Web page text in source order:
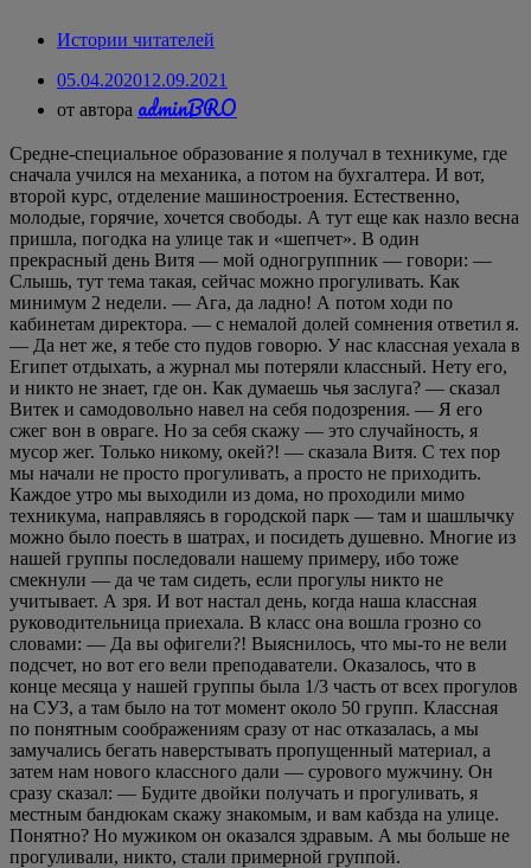
Истории читателей
05.04.202012.09.2021
от автора adminBRO
Средне-специальное образование я получал в техникуме, где
сначала учился на механика, а потом на бухгалтера. И вот,
второй курс, отделение машиностроения. Естественно,
молодые, горячие, хочется свободы. А тут еще как назло весна
пришла, погодка на улице так и «шепчет». В один
прекрасный день Витя — мой одногруппник — говори: —
Слышь, тут тема такая, сейчас можно прогуливать. Как
минимум 2 недели. — Ага, да ладно! А потом ходи по
кабинетам директора. — с немалой долей сомнения ответил я.
— Да нет же, я тебе сто пудов говорю. У нас классная уехала в
Египет отдыхать, а журнал мы потеряли классный. Нету его,
и никто не знает, где он. Как думаешь чья заслуга? — сказал
Витек и самодовольно навел на себя подозрения. — Я его
сжег вон в овраге. Но за себя скажу — это случайность, я
мусор жег. Только никому, окей?! — сказала Витя. С тех пор
мы начали не просто прогуливать, а просто не приходить.
Каждое утро мы выходили из дома, но проходили мимо
техникума, направляясь в городской парк — там и шашлычку
можно было поесть в шатрах, и посидеть душевно. Многие из
нашей группы последовали нашему примеру, ибо тоже
смекнули — да че там сидеть, если прогулы никто не
учитывает. А зря. И вот настал день, когда наша классная
руководительница приехала. В класс она вошла грозно со
словами: — Да вы офигели?! Выяснилось, что мы-то не вели
подсчет, но вот его вели преподаватели. Оказалось, что в
конце месяца у нашей группы была 1/3 часть от всех прогулов
на СУЗ, а там было на тот момент около 50 групп. Классная
по понятным соображениям сразу от нас отказалась, а мы
замучались бегать наверстывать пропущенный материал, а
затем нам нового классного дали — сурового мужчину. Он
сразу сказал: — Будите двойки получать и прогуливать, я
местным бандюкам скажу знакомым, и вам кабзда на улице.
Понятно? Но мужиком он оказался здравым. А мы больше не
прогуливали, никто, стали примерной группой.